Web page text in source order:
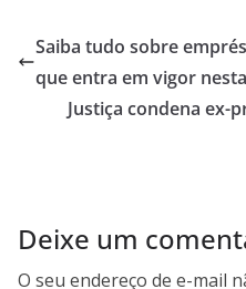
b
o
o
k
s
A
p
p
e
d
I
n
g
r
a
m
Saiba tudo sobre
que entra em vigor
Justiça condena ex-
Deixe um
O seu endereço de e-mail